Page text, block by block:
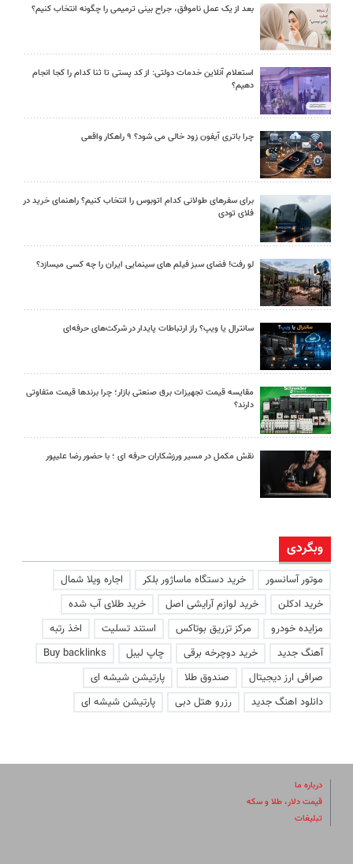
بعد از یک عمل ناموفق، جراح بینی ترمیمی را چگونه انتخاب کنیم؟
استعلام آنلاین خدمات دولتی: از کد پستی تا ثنا کدام را کجا انجام
دهیم؟
چرا باتری آیفون زود خالی می شود؟ ۹ راهکار واقعی
برای سفرهای طولانی کدام اتوبوس را انتخاب کنیم؟ راهنمای خرید در
فلای تودی
لو رفت! فضای سبز فیلم های سینمایی ایران را چه کسی میسازد؟
سانترال یا ویپ؟ راز ارتباطات پایدار در شرکت‌های حرفه‌ای
مقایسه قیمت تجهیزات برق صنعتی بازار؛ چرا برندها قیمت متفاوتی
دارند؟
نقش مکمل در مسیر ورزشکاران حرفه ای ؛ با حضور رضا علیپور
وبگردی
موتور آسانسور خرید دستگاه ماساژور بلکر
اجاره ویلا شمال
خرید ادکلن
خرید لوازم آرایشی اصل
خرید طلای آب شده
مزایده خودرو
مرکز تزریق بوتاکس استند تسلیت
اخذ رتبه
آهنگ جدید
خرید دوچرخه برقی چاپ لیبل
Buy backlinks
صرافی ارز دیجیتال
صندوق طلا
پارتیشن شیشه ای
دانلود اهنگ جدید
رزرو هتل دبی پارتیشن شیشه ای
درباره ما
قیمت دلار، طلا و سکه
تبلیغات